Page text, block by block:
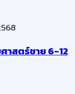
าสตร์ชาย 6-12